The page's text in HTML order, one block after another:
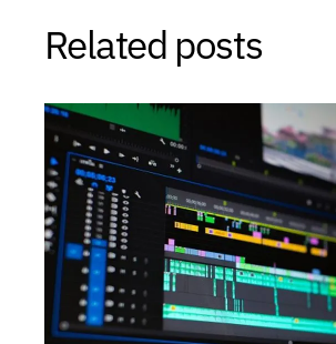
Related posts